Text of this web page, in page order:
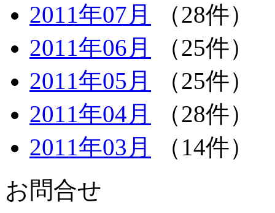
2011年07月
（28件）
2011年06月
（25件）
2011年05月
（25件）
2011年04月
（28件）
2011年03月
（14件）
お問合せ